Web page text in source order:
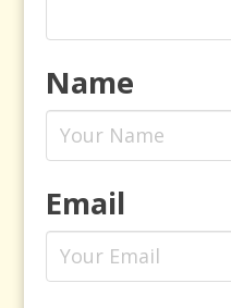
Name
Email